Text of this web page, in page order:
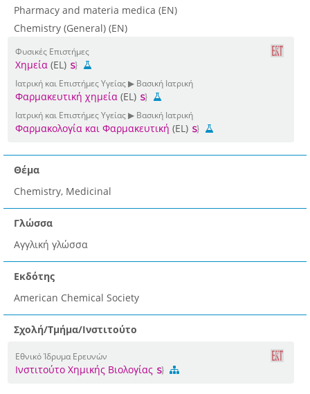
Pharmacy and materia medica (EN)
Chemistry (General) (EN)
Φυσικές Επιστήμες
Χημεία (EL)
Ιατρική και Επιστήμες Υγείας ▶ Βασική Ιατρική
Φαρμακευτική χημεία (EL)
Ιατρική και Επιστήμες Υγείας ▶ Βασική Ιατρική
Φαρμακολογία και Φαρμακευτική (EL)
Θέμα
Chemistry, Medicinal
Γλώσσα
Αγγλική γλώσσα
Εκδότης
American Chemical Society
Σχολή/Τμήμα/Ινστιτούτο
Εθνικό Ίδρυμα Ερευνών
Ινστιτούτο Χημικής Βιολογίας